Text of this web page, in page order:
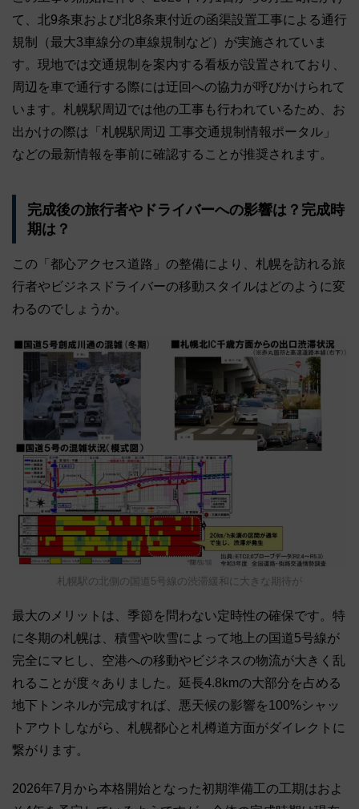
て、北9条東および北8条東付近の函渠設置工事による通行
規制（最大3車線分の車線規制など）が実施されていま
す。現地では交通規制を案内する看板が設置されており、
周辺を車で通行する際には迂回への協力が呼びかけられて
います。札幌駅周辺では他の工事も行われているため、お
出かけの際は「札幌駅周辺 工事交通規制情報ポータル」
などの最新情報を事前に確認することが推奨されます。
完成後の旅行者やドライバーへの影響は？完成時
期は？
この「都心アクセス道路」の整備により、札幌を訪れる旅
行者やビジネスドライバーの移動スタイルはどのように変
わるのでしょうか。
札幌駅の北側の国道5号線の渋滞緩和に大きな期待が
最大のメリットは、季節を問わない定時性の確保です。 特
に冬期の札幌は、積雪や吹雪によって地上の国道5号線が
完全にマヒし、空港への移動やビジネスの物流が大きく乱
れることが度々ありました。 延長4.8kmの大部分を占める
地下トンネルが完成すれば、悪天候の影響を100%シャッ
トアウトしながら、札幌都心と札樽道方面がダイレクトに
繋がります。
2026年7月から本格開始となった初期準備工の工期はおよ